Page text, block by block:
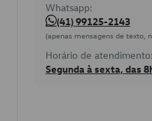
Whatsapp:
(41) 99125-2143
(apenas mensagens de texto,
Horário de atendimento:
Segunda à sexta, das